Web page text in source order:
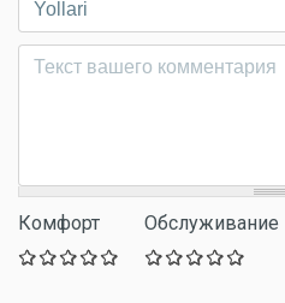
Комментарий*
Комфорт Обслуживание